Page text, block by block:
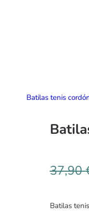
Batilas tenis
37,90
Batilas